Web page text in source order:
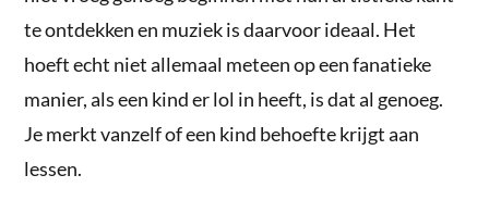
te ontdekken en muziek is daarvoor ideaal. Het
hoeft echt niet allemaal meteen op een fanatieke
manier, als een kind er lol in heeft, is dat al genoeg.
Je merkt vanzelf of een kind behoefte krijgt aan
lessen.